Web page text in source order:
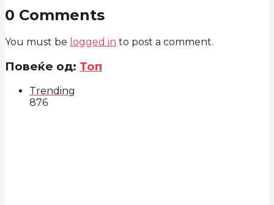
0 Comments
You must be logged in to post a comment.
Повеќе од: Топ
Trending
876